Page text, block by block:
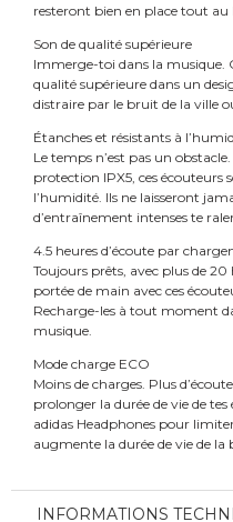
resteront bien en place tout au
Son de qualité supérieure
Immerge-toi dans la musique.
qualité supérieure dans un
distraire par le bruit de la ville
Étanches et résistants à
Le temps n’est pas un
protection IPX5, ces écouteurs
l’humidité. Ils ne laisseront
d’entraînement intenses te
4.5 heures d’écoute par
Toujours prêts, avec plus de 20
portée de main avec ces
Recharge-les à tout moment
musique.
Mode charge ECO
Moins de charges. Plus
prolonger la durée de vie de
adidas Headphones pour
augmente la durée de vie de
INFORMATIONS